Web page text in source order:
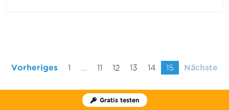
Vorheriges 1 11 12 13 14 15 Nächste
Gratis testen